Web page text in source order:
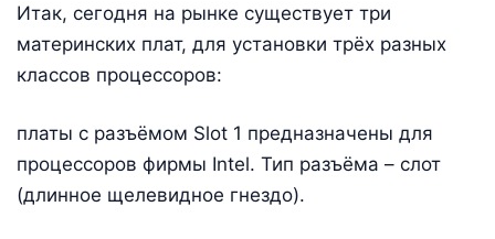
Итак, сегодня на рынке существует три
материнских плат, для установки трёх разных
классов процессоров:
платы с разъёмом Slot 1 предназначены для
процессоров фирмы Intel. Тип разъёма – слот
(длинное щелевидное гнездо).